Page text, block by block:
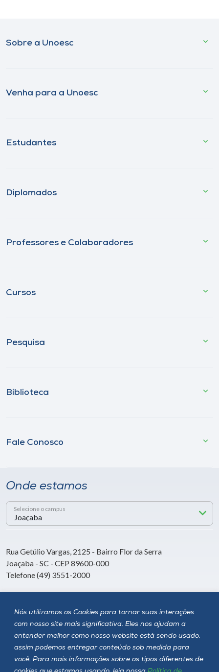
Nós utilizamos os Cookies para tornar suas interações
com nosso site mais significativa. Eles nos ajudam a
entender melhor como nosso website está sendo usado,
assim podemos entregar conteúdo sob medida para
você. Para mais informações sobre os tipos diferentes de
Sobre a Unoesc
Venha para a Unoesc
Estudantes
Diplomados
Professores e Colaboradores
Cursos
Pesquisa
Biblioteca
Fale Conosco
Onde estamos
Selecione o campus
Rua Getúlio Vargas, 2125 - Bairro Flor da Serra
Joaçaba - SC - CEP 89600-000
Telefone (49) 3551-2000
Siga a Unoesc